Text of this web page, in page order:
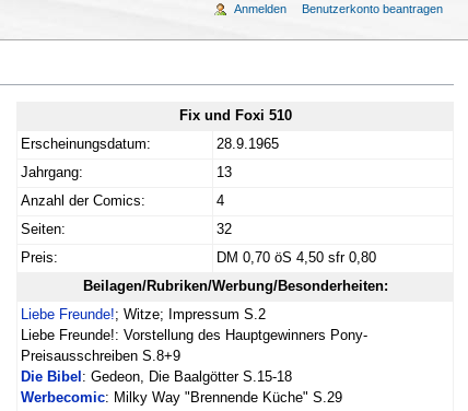
Fix und Foxi 510
Erscheinungsdatum:
28.9.1965
Jahrgang:
13
Anzahl der Comics:
4
Seiten:
32
Preis:
DM 0,70 öS 4,50 sfr 0,80
Beilagen/Rubriken/Werbung/Besonderheiten:
Liebe Freunde!; Witze; Impressum S.2
Liebe Freunde!: Vorstellung des Hauptgewinners Pony-
Preisausschreiben S.8+9
Die Bibel : Gedeon, Die Baalgötter S.15-18
Werbecomic: Milky Way "Brennende Küche" S.29
Anmelden Benutzerkonto beantragen